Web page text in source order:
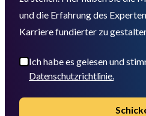
und die Erfahrung des
Karriere fundierter zu
Ich habe es gelesen und
Datenschutzrichtlinie.